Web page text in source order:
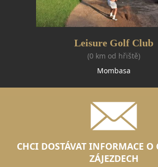
Leisure Golf Club
(0 km od hřiště)
Mombasa
CHCI DOSTÁVAT INFORMACE O
ZÁJEZDECH